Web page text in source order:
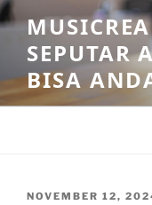
Skip
to
contentSEPUTAR
BISA
POSTED
NOVEMBER 12,